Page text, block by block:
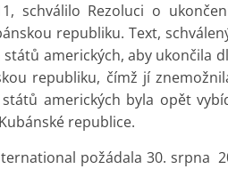
schválilo Rezoluci o
republiku. Text,
států amerických, aby
republiku, čímž jí
amerických byla opět
republice.
požádala 30. srpna